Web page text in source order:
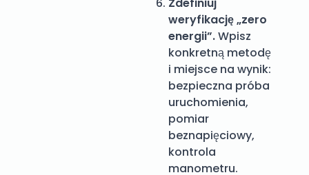
weryfikację „zero
energii”.Wpisz
konkretną metodę
i miejsce na wynik:
bezpieczna próba
uruchomienia,
pomiar
beznapięciowy,
kontrola
manometru.